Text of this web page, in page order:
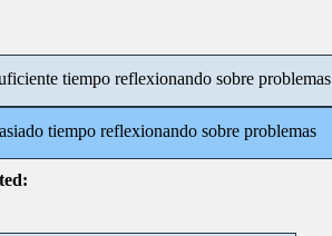
tiempo reflexionando sobre problemas
tiempo reflexionando sobre problemas